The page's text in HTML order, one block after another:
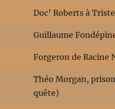
Doc’ Roberts à
Guillaume
Forgeron de Racine
Théo Morgan,
quête)